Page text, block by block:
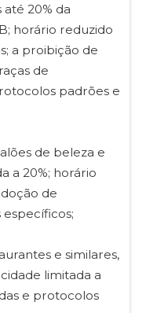
até 20% da
horário reduzido
a proibição de
de
padrões e
de beleza e
a 20%; horário
de
e similares,
limitada a
e protocolos